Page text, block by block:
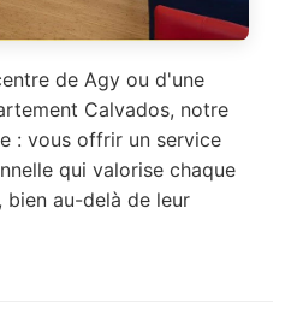
de Agy ou d'une
Calvados, notre
: vous offrir un service
qui valorise chaque
au-delà de leur